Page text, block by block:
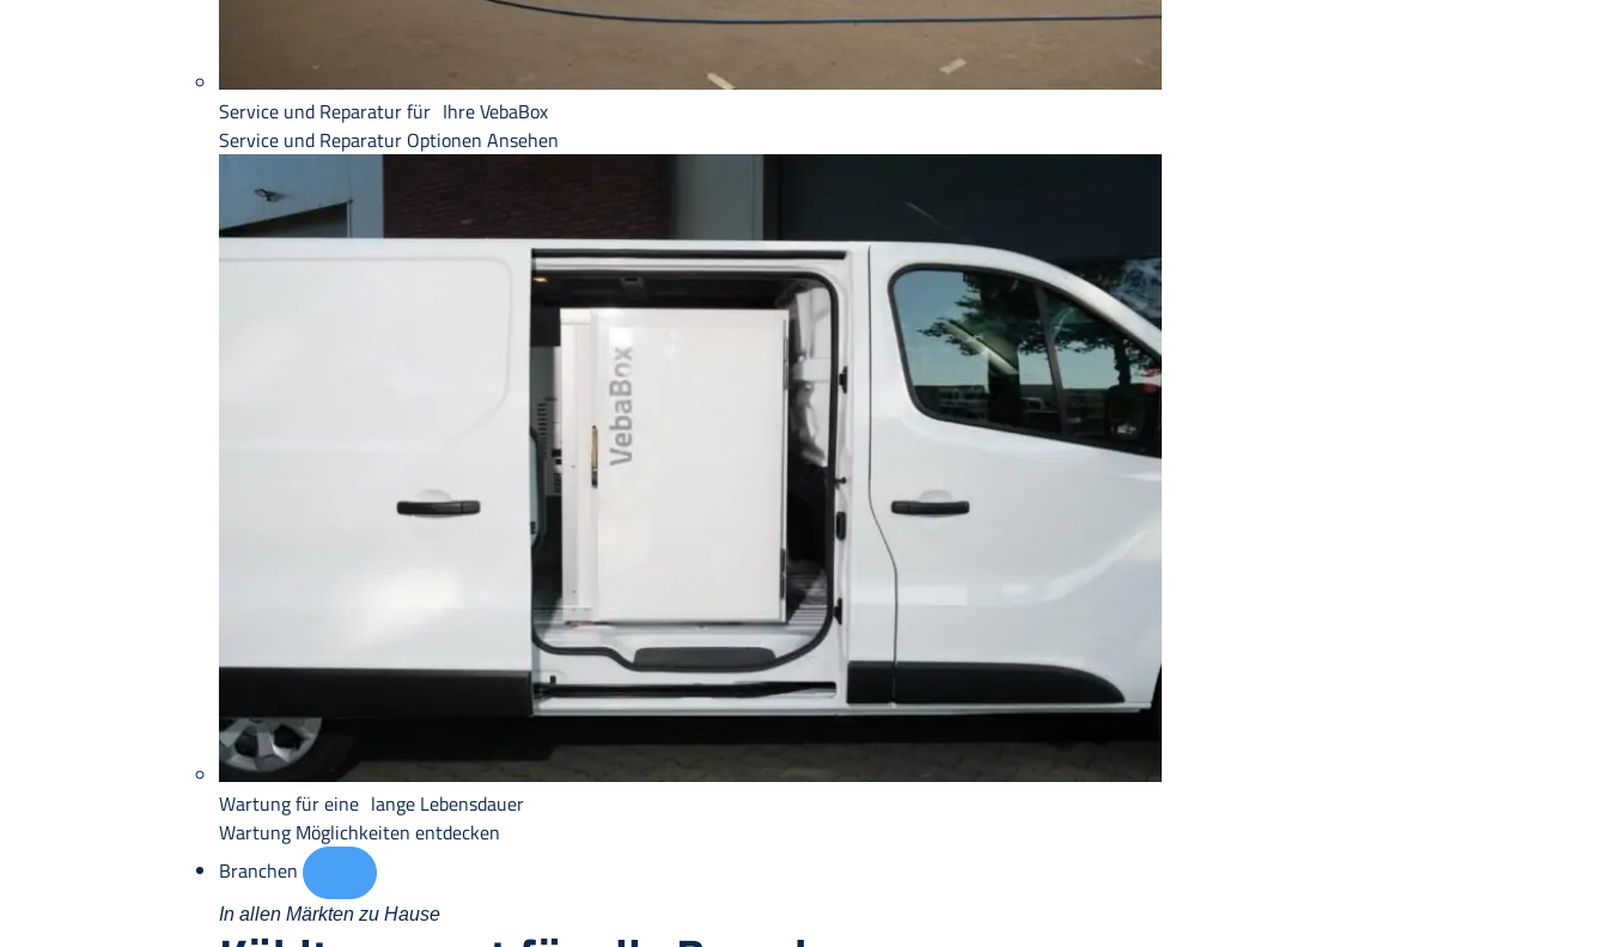
Service und Reparatur für Ihre VebaBox
Service und Reparatur Optionen Ansehen
Wartung für eine lange Lebensdauer
Wartung Möglichkeiten entdecken
Branchen
In allen Märkten zu Hause